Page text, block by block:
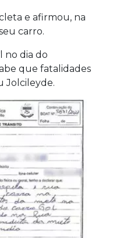
e afirmou, na
carro.
no dia do
que fatalidades
Jolcileyde.